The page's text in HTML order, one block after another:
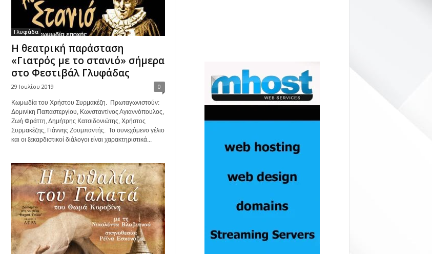
Γλυφάδα
Η θεατρική παράσταση
«Γιατρός με το στανιό» σήμερα
στο Φεστιβάλ Γλυφάδας
29 Ιουλίου 2019 0
Κωμωδία του Χρήστου Συρμακέζη. Πρωταγωνιστούν:
Δομινίκη Παπαστεργίου, Κωνσταντίνος Αγιαννόπουλος,
Zωή Φράττη, Δημήτρης Κατσιδονιώτης, Χρήστος
Συρμακέζης, Γιάννης Ζουμπαντής. Το συνεχόμενο γέλιο
και οι ξεκαρδιστικοί διάλογοι είναι χαρακτηριστικά...